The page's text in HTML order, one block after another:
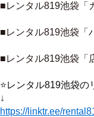
■レンタル819池袋「
■レンタル819池袋「
■レンタル819池袋「
⭐️レンタル819池袋の
↓
https://linktr.ee/